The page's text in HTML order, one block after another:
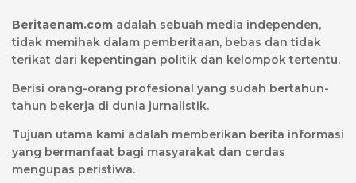
Beritaenam.com adalah sebuah media independen,
tidak memihak dalam pemberitaan, bebas dan tidak
terikat dari kepentingan politik dan kelompok tertentu.
Berisi orang-orang profesional yang sudah bertahun-
tahun bekerja di dunia jurnalistik.
Tujuan utama kami adalah memberikan berita informasi
yang bermanfaat bagi masyarakat dan cerdas
mengupas peristiwa.